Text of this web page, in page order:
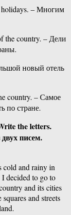
holidays. – Многим
the country. – Дели
новый отель
country. – Самое
по стране.
the letters.
писем.
cold and rainy in
decided to go to
and its cities
and streets